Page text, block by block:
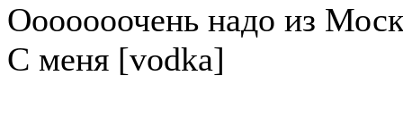
Ооооооочень надо из
С меня [vodka]